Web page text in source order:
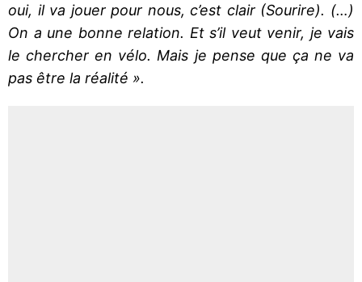
oui, il va jouer pour nous, c’est clair (Sourire). (…)
On a une bonne relation. Et s’il veut venir, je vais
le chercher en vélo. Mais je pense que ça ne va
pas être la réalité ».